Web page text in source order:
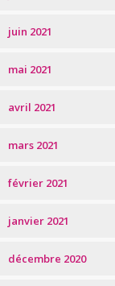
juin 2021
mai 2021
avril 2021
mars 2021
février 2021
janvier 2021
décembre 2020